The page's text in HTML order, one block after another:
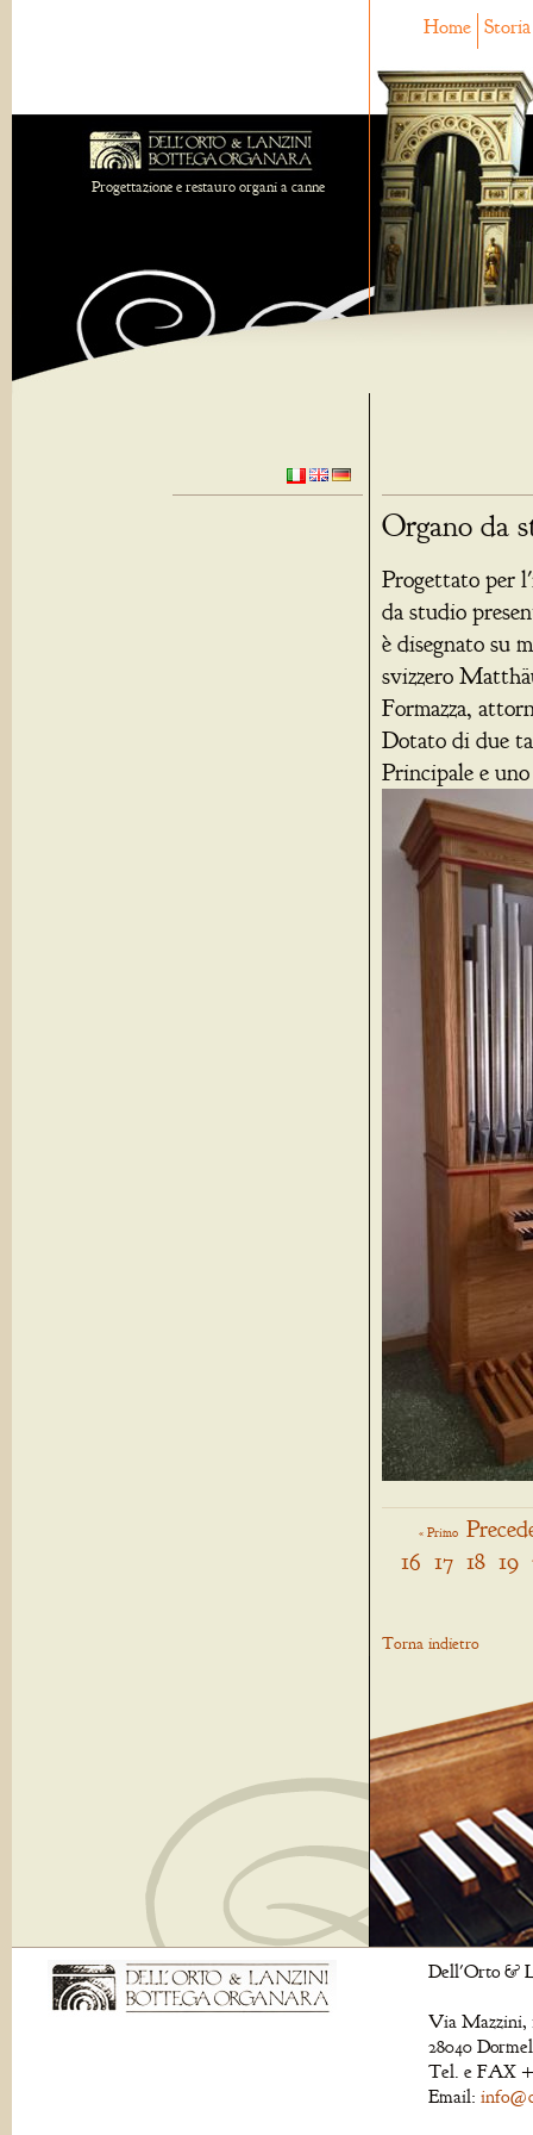
Home Storia
Progettazione e restauro organi a canne
Organo da
Progettato per
da studio
è disegnato su
svizzero
Formazza,
Dotato di due
Principale e
« Primo
16 17 18 19
Torna indietro
Dell'Orto &
Via Mazzini,
28040
Tel. e FAX
Email: